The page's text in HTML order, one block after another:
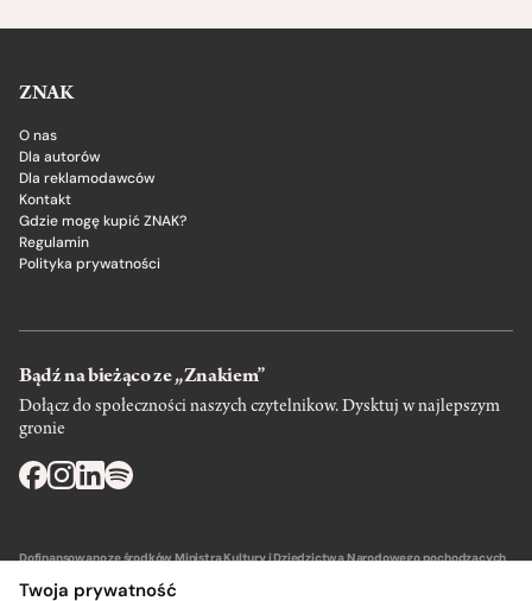
ZNAK
O nas
Dla autorów
Dla reklamodawców
Kontakt
Gdzie mogę kupić ZNAK?
Regulamin
Polityka prywatności
Bądź na bieżąco ze „Znakiem”
Dołącz do społeczności naszych czytelnikow. Dysktuj w najlepszym
gronie
Dofinansowano ze środków Ministra Kultury i Dziedzictwa Narodowego pochodzących
Twoja prywatność